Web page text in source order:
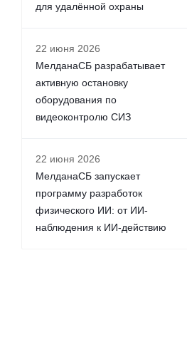
для удалённой охраны
22 июня 2026
МелданаСБ разрабатывает
активную остановку
оборудования по
видеоконтролю СИЗ
22 июня 2026
МелданаСБ запускает
программу разработок
физического ИИ: от ИИ-
наблюдения к ИИ-действию